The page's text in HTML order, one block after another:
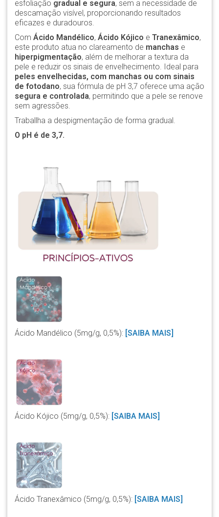
esfoliação gradual e segura, sem a necessidade de
descamação visível, proporcionando resultados
eficazes e duradouros.
Com Ácido Mandélico, Ácido Kójico e Tranexâmico,
este produto atua no clareamento de manchas e
hiperpigmentação, além de melhorar a textura da
pele e reduzir os sinais de envelhecimento. Ideal para
peles envelhecidas, com manchas ou com sinais
de fotodano, sua fórmula de pH 3,7 oferece uma ação
segura e controlada, permitindo que a pele se renove
sem agressões.
Traballha a despigmentação de forma gradual.
O pH é de 3,7.
Ácido Mandélico (5mg/g, 0,5%): [SAIBA MAIS]
Ácido Kójico (5mg/g, 0,5%): [SAIBA MAIS]
Ácido Tranexâmico (5mg/g, 0,5%): [SAIBA MAIS]